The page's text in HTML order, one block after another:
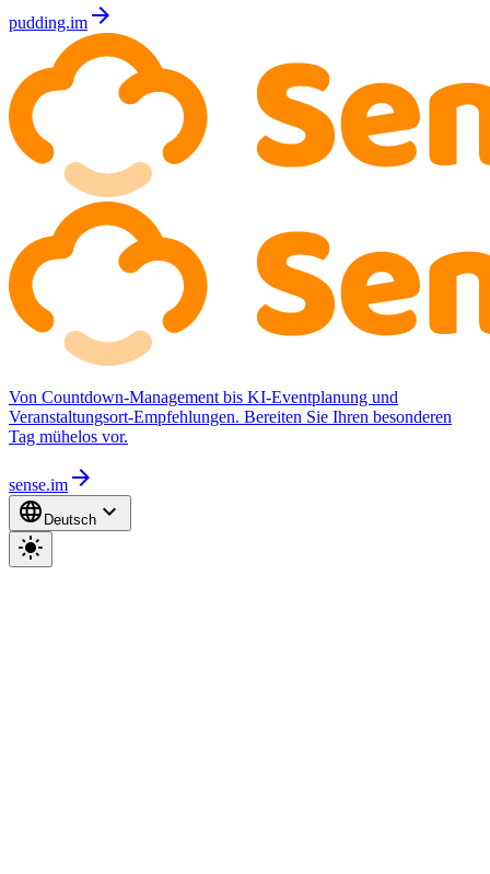
pudding.im arrow_forward
Von Countdown-Management bis KI-Eventplanung und
Veranstaltungsort-Empfehlungen. Bereiten Sie Ihren besonderen
Tag mühelos vor.
sense.im arrow_forward
language Deutsch expand_more
light_mode